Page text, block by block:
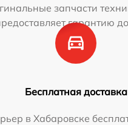
запчасти
гарантию
Бесплатная доставка
в Хабаровске